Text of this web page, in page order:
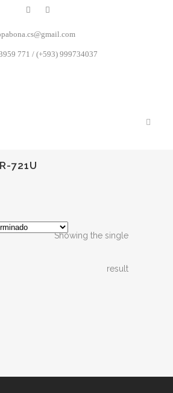
771 / (+593) 999734037
721U
Showing the single
result